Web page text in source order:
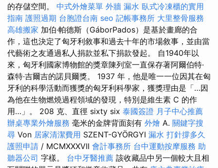
的存儲空間。 中式外燴菜單 外牆 漏水 臥式冷凍櫃的實用
指南 護照過期 台胞證台南 seo 記帳事務所 大里整骨服務
高雄搬家 加伯·帕德斯（GáborPados）是基於畫廊的合
作，這也決定了匈牙利敘事和過去十年的市場敘事，並由當
代藝術之友通過私人捐款並私下捐款發起。 自1940年以
來，匈牙利國家博物館的獎章陳列室一直保存著阿爾伯特·
森特·吉爾吉的諾貝爾獎。 1937 年，他是唯一一位因其在匈
牙利的科學活動而獲獎的匈牙利科學家，獲獎理由是「…因
為他在生物燃燒過程領域的發現，特別是維生素 C 的作
用…」。 208 克、直徑 sixty six 泰國簽證 月子中心推薦
辦桌專業外燴服務 毫米的金牌背面刻有 外燴 A. 關鍵字搜
尋 Von 居家清潔費用 SZENT-GYÖRGYI 漏水 打針撐多久
護照申請 / MCMXXXVII 會計事務所 台中運動按摩服務 助
聽器公司 字樣。 台中牙醫推薦 該收藏品中另一個較大且相